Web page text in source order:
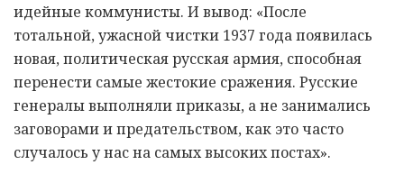
идейные коммунисты. И вывод: «После
тотальной, ужасной чистки 1937 года появилась
новая, политическая русская армия, способная
перенести самые жестокие сражения. Русские
генералы выполняли приказы, а не занимались
заговорами и предательством, как это часто
случалось у нас на самых высоких постах».